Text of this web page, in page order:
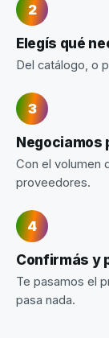
Elegís qué
Del catálogo, o
Negociamos
Con el volumen
proveedores.
Confirmás y
Te pasamos el
pasa nada.